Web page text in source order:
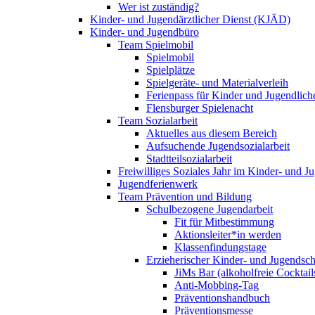
Wer ist zuständig?
Kinder- und Jugendärztlicher Dienst (KJÄD)
Kinder- und Jugendbüro
Team Spielmobil
Spielmobil
Spielplätze
Spielgeräte- und Materialverleih
Ferienpass für Kinder und
Flensburger Spielenacht
Team Sozialarbeit
Aktuelles aus diesem Bereich
Aufsuchende Jugendsozialarbeit
Stadtteilsozialarbeit
Freiwilliges Soziales Jahr im Kinder- und
Jugendferienwerk
Team Prävention und Bildung
Schulbezogene Jugendarbeit
Fit für Mitbestimmung
Aktionsleiter*in werden
Klassenfindungstage
Erzieherischer Kinder- und
JiMs Bar (alkoholfreie
Anti-Mobbing-Tag
Präventionshandbuch
Präventionsmesse